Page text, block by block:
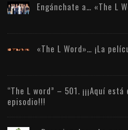
Engánchate a… «The L
«The L Word»… ¡La
“The L word” – 501. ¡¡¡Aquí
episodio!!!